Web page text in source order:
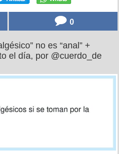
0
no es “anal” +
el día, por @cuerdo_de